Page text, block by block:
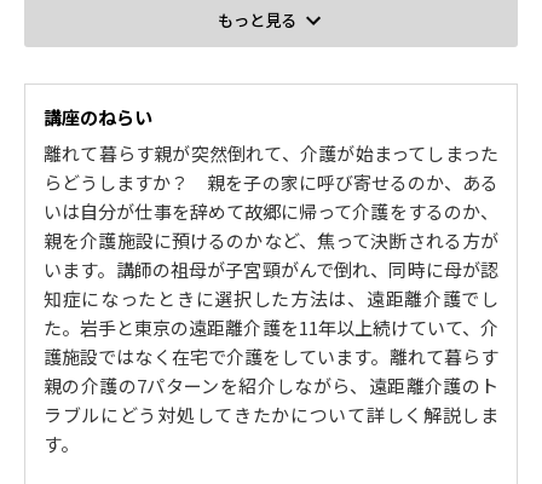
交通費がかかる
3. 離れて暮らす親の見守り
離れて暮らす親の定義
離れて暮らす親を人が見守る
離れて暮らす親をサービスが見守る
離れて暮らす親をIoTで見守る
4. 離れて暮らす親の介護 7つのパターン
親の家に子が通う
親の家に子がUターンする
親の家の近くの施設に預ける
子の家に親を呼び寄せる
子の家の近くに親を住まわせる
もっと見る
講座のねらい
離れて暮らす親が突然倒れて、介護が始まってしまった
らどうしますか？ 親を子の家に呼び寄せるのか、ある
いは自分が仕事を辞めて故郷に帰って介護をするのか、
親を介護施設に預けるのかなど、焦って決断される方が
います。講師の祖母が子宮頸がんで倒れ、同時に母が認
知症になったときに選択した方法は、遠距離介護でし
た。岩手と東京の遠距離介護を11年以上続けていて、介
護施設ではなく在宅で介護をしています。離れて暮らす
親の介護の7パターンを紹介しながら、遠距離介護のト
ラブルにどう対処してきたかについて詳しく解説しま
す。